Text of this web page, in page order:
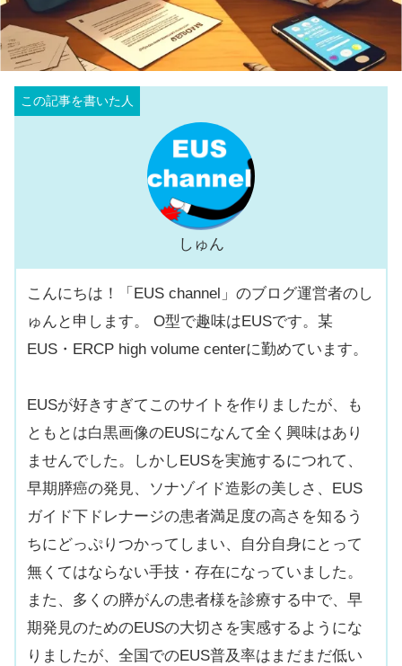
しゅん
こんにちは！「EUS channel」のブログ運営者のし
ゅんと申します。 O型で趣味はEUSです。某
EUS・ERCP high volume centerに勤めています。
EUSが好きすぎてこのサイトを作りましたが、も
ともとは白黒画像のEUSになんて全く興味はあり
ませんでした。しかしEUSを実施するにつれて、
早期膵癌の発見、ソナゾイド造影の美しさ、EUS
ガイド下ドレナージの患者満足度の高さを知るう
ちにどっぷりつかってしまい、自分自身にとって
無くてはならない手技・存在になっていました。
また、多くの膵がんの患者様を診療する中で、早
期発見のためのEUSの大切さを実感するようにな
りましたが、全国でのEUS普及率はまだまだ低い